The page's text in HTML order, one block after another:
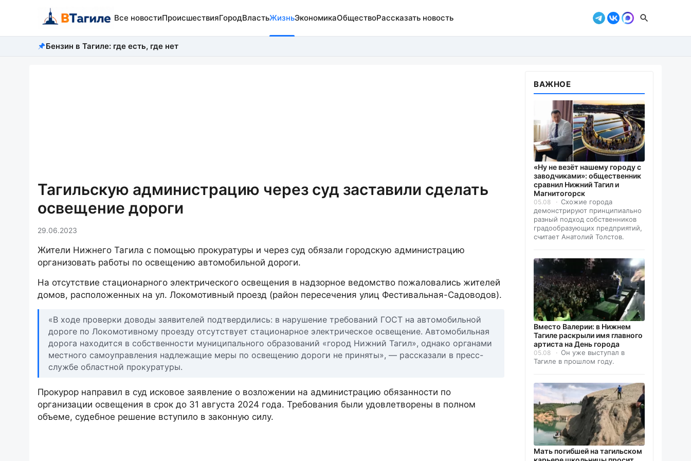
Все новостиПроисшествияГородВластьЖизньЭкономикаОбществоРассказать новость
Бензин в Тагиле: где есть, где нет
Тагильскую администрацию через суд заставили сделать
освещение дороги
29.06.2023
Жители Нижнего Тагила с помощью прокуратуры и через суд обязали городскую администрацию
организовать работы по освещению автомобильной дороги.
На отсутствие стационарного электрического освещения в надзорное ведомство пожаловались жителей
домов, расположенных на ул. Локомотивный проезд (район пересечения улиц Фестивальная-Садоводов).
«В ходе проверки доводы заявителей подтвердились: в нарушение требований ГОСТ на автомобильной
дороге по Локомотивному проезду отсутствует стационарное электрическое освещение. Автомобильная
дорога находится в собственности муниципального образований «город Нижний Тагил», однако органами
местного самоуправления надлежащие меры по освещению дороги не приняты», — рассказали в пресс-
службе областной прокуратуры.
Прокурор направил в суд исковое заявление о возложении на администрацию обязанности по
организации освещения в срок до 31 августа 2024 года. Требования были удовлетворены в полном
объеме, судебное решение вступило в законную силу.
ВАЖНОЕ
«Ну не везёт нашему городу с
заводчиками»: общественник
сравнил Нижний Тагил и
Магнитогорск
05.08
Схожие города
демонстрируют принципиально
разный подход собственников
градообразующих предприятий,
считает Анатолий Толстов.
Вместо Валерии: в Нижнем
Тагиле раскрыли имя главного
артиста на День города
05.08
Он уже выступал в
Тагиле в прошлом году.
Мать погибшей на тагильском